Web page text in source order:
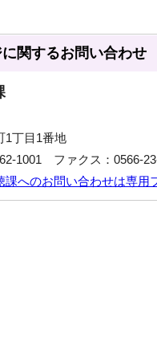
関するお問い合わせ
1丁目1番地
1001 ファクス：0566-
課へのお問い合わせは専用